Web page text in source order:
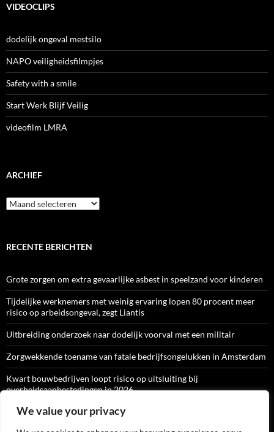
We value your privacy
VIDEOCLIPS
dodelijk ongeval mestsilo
NAPO veiligheidsfilmpjes
Safety with a smile
Start Werk Blijf Veilig
videofilm LMRA
ARCHIEF
Archief
RECENTE BERICHTEN
Grote zorgen om extra gevaarlijke asbest in speelzand voor kinderen
Tijdelijke werknemers met weinig ervaring lopen 80 procent meer
risico op arbeidsongeval, zegt Liantis
Uitbreiding onderzoek naar dodelijk voorval met een militair
Zorgwekkende toename van fatale bedrijfsongelukken in Amsterdam
Kwart bouwbedrijven loopt risico op uitsluiting bij
overheidsaanbestedingen in 2026